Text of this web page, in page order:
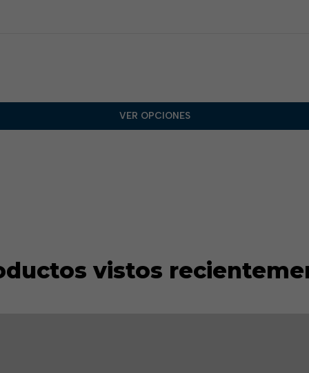
VER OPCIONES
vistos